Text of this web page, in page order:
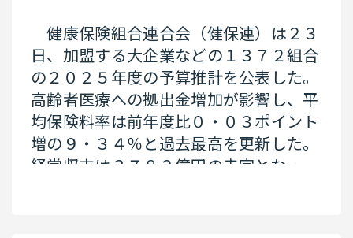
い」と述べた。
米保健福祉省は食品会社に天然着色料
への切り替えを求めるほか、米国立衛生
研究所と連携し、食品添加物による子ど
もの健康や発達への影響を調べるとい
う。
健康保険組合連合会（健保連）は２３
日、加盟する大企業などの１３７２組合
の２０２５年度の予算推計を公表した。
高齢者医療への拠出金増加が影響し、平
均保険料率は前年度比０・０３ポイント
増の９・３４％と過去最高を更新した。
経常収支は３７８２億円の赤字となっ